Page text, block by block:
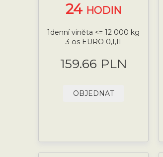
24 HODIN
1denní viněta <= 12 000 kg
3 os EURO 0,I,II
159.66 PLN
OBJEDNAT